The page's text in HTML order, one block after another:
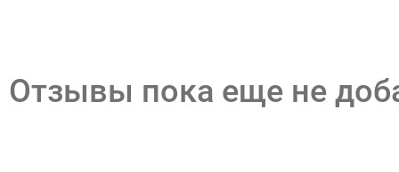
Отзывы пока еще не